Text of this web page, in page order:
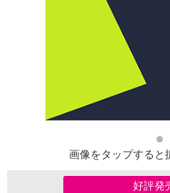
画像をタップすると
好評発